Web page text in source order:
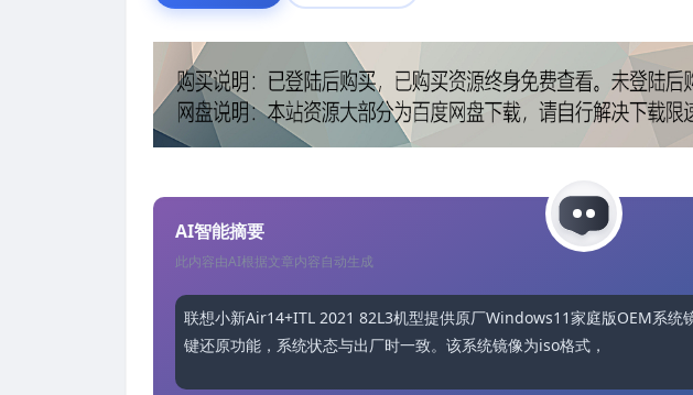
AI智能摘要
此内容由AI根据文章内容自动生成
联想小新Air14+ITL 2021 82L3机型提供原厂Windows11家庭版OEM系统
键还原功能，系统状态与出厂时一致。该系统镜像为iso格式，安装前需注